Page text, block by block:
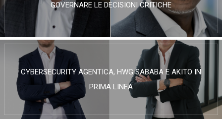
GOVERNARE LE DECISIONI CRITICHE
CYBERSECURITY AGENTICA, HWG SABABA E AKITO IN
PRIMA LINEA